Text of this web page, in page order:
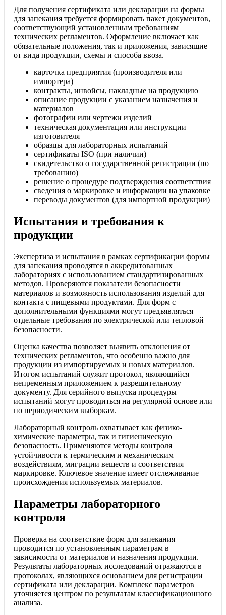
Для получения сертификата или декларации на формы
для запекания требуется формировать пакет документов,
соответствующий установленным требованиям
технических регламентов. Оформление включает как
обязательные положения, так и приложения, зависящие
от вида продукции, схемы и способа ввоза.
карточка предприятия (производителя или
импортера)
контракты, инвойсы, накладные на продукцию
описание продукции с указанием назначения и
материалов
фотографии или чертежи изделий
техническая документация или инструкции
изготовителя
образцы для лабораторных испытаний
сертификаты ISO (при наличии)
свидетельство о государственной регистрации (по
требованию)
решение о процедуре подтверждения соответствия
сведения о маркировке и информации на упаковке
переводы документов (для импортной продукции)
Испытания и требования к
продукции
Экспертиза и испытания в рамках сертификации формы
для запекания проводятся в аккредитованных
лабораториях с использованием стандартизированных
методов. Проверяются показатели безопасности
материалов и возможность использования изделий для
контакта с пищевыми продуктами. Для форм с
дополнительными функциями могут предъявляться
отдельные требования по электрической или тепловой
безопасности.
Оценка качества позволяет выявить отклонения от
технических регламентов, что особенно важно для
продукции из импортируемых и новых материалов.
Итогом испытаний служит протокол, являющийся
непременным приложением к разрешительному
документу. Для серийного выпуска процедуры
испытаний могут проводиться на регулярной основе или
по периодическим выборкам.
Лабораторный контроль охватывает как физико-
химические параметры, так и гигиеническую
безопасность. Применяются методы контроля
устойчивости к термическим и механическим
воздействиям, миграции веществ и соответствия
маркировке. Ключевое значение имеет отслеживание
происхождения используемых материалов.
Параметры лабораторного
контроля
Проверка на соответствие форм для запекания
проводится по установленным параметрам в
зависимости от материалов и назначения продукции.
Результаты лабораторных исследований отражаются в
протоколах, являющихся основанием для регистрации
сертификата или декларации. Комплекс параметров
уточняется центром по результатам классификационного
анализа.